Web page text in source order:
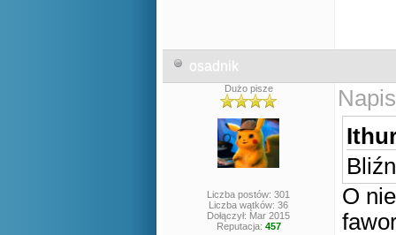
osadnik
Dużo pisze
Liczba postów: 301
Liczba wątków: 36
Dołączył: Mar 2015
Reputacja: 457
O